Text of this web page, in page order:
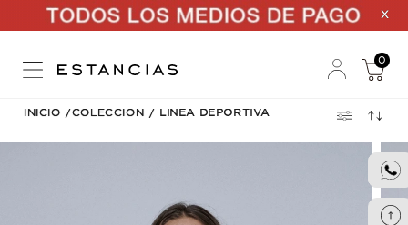
X
0
INICIO /COLECCION / LINEA DEPORTIVA